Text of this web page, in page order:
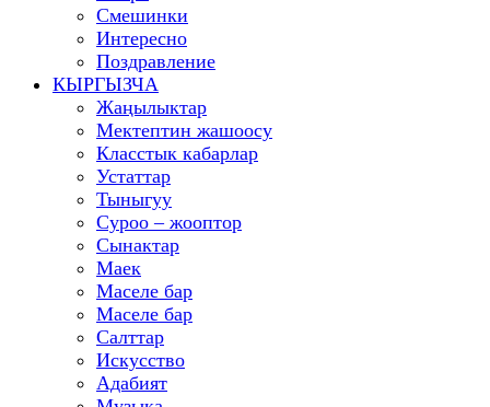
Смешинки
Интересно
Поздравление
КЫРГЫЗЧА
Жаңылыктар
Мектептин жашоосу
Класстык кабарлар
Устаттар
Тыныгуу
Суроо – жооптор
Сынактар
Маек
Маселе бар
Маселе бар
Салттар
Искусство
Адабият